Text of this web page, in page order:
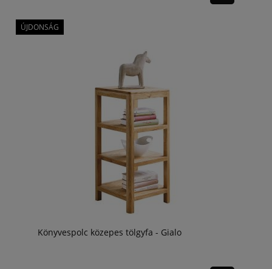
Könyvespolc közepes tölgyfa - Gialo
ÚJDONSÁG